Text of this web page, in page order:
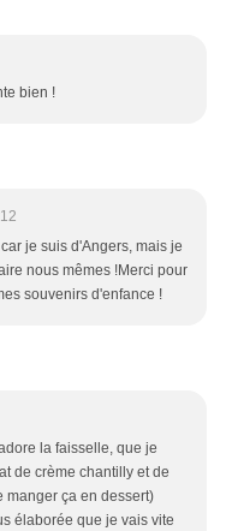
bien !
je suis d'Angers, mais je
nous mêmes !Merci pour
souvenirs d'enfance !
la faisselle, que je
de crème chantilly et de
manger ça en dessert)
élaborée que je vais vite